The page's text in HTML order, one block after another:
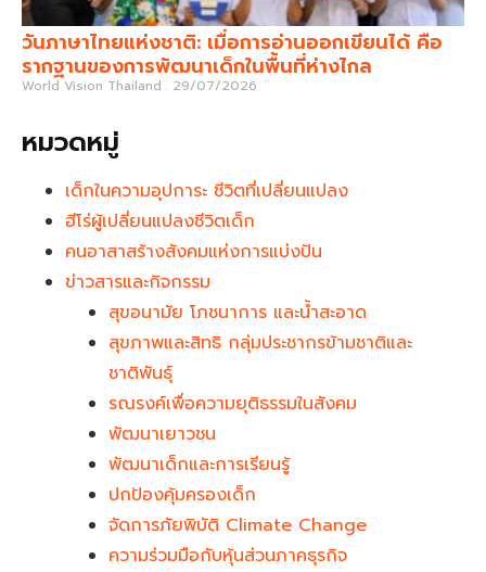
วันภาษาไทยแห่งชาติ: เมื่อการอ่านออกเขียนได้ คือ
รากฐานของการพัฒนาเด็กในพื้นที่ห่างไกล
World Vision Thailand 29/07/2026
หมวดหมู่
เด็กในความอุปการะ ชีวิตที่เปลี่ยนแปลง
ฮีโร่ผู้เปลี่ยนแปลงชีวิตเด็ก
คนอาสาสร้างสังคมแห่งการแบ่งปัน
ข่าวสารและกิจกรรม
สุขอนามัย โภชนาการ และน้ำสะอาด
สุขภาพและสิทธิ กลุ่มประชากรข้ามชาติและ
ชาติพันธุ์
รณรงค์เพื่อความยุติธรรมในสังคม
พัฒนาเยาวชน
พัฒนาเด็กและการเรียนรู้
ปกป้องคุ้มครองเด็ก
จัดการภัยพิบัติ Climate Change
ความร่วมมือกับหุ้นส่วนภาคธุรกิจ